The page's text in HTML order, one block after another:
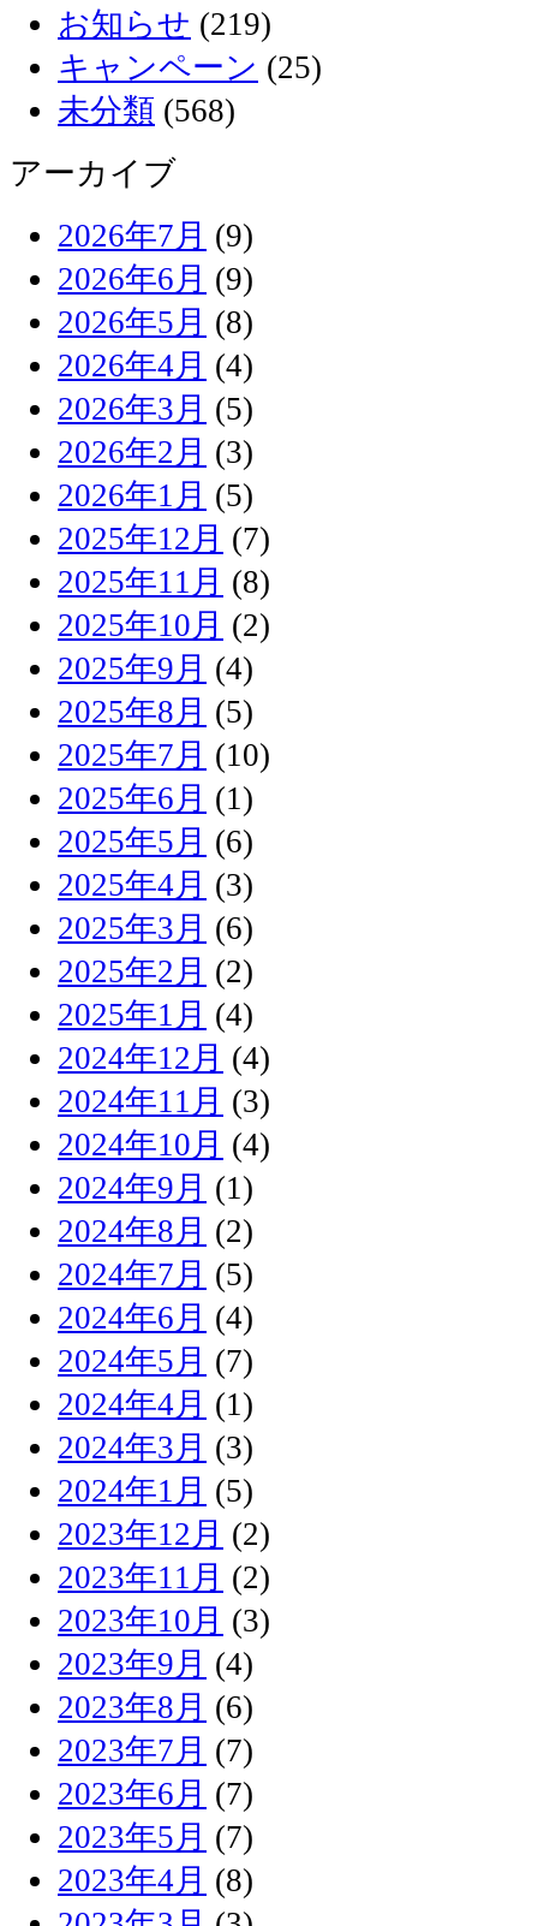
お知らせ (219)
キャンペーン (25)
未分類 (568)
アーカイブ
2026年7月 (9)
2026年6月 (9)
2026年5月 (8)
2026年4月 (4)
2026年3月 (5)
2026年2月 (3)
2026年1月 (5)
2025年12月 (7)
2025年11月 (8)
2025年10月 (2)
2025年9月 (4)
2025年8月 (5)
2025年7月 (10)
2025年6月 (1)
2025年5月 (6)
2025年4月 (3)
2025年3月 (6)
2025年2月 (2)
2025年1月 (4)
2024年12月 (4)
2024年11月 (3)
2024年10月 (4)
2024年9月 (1)
2024年8月 (2)
2024年7月 (5)
2024年6月 (4)
2024年5月 (7)
2024年4月 (1)
2024年3月 (3)
2024年1月 (5)
2023年12月 (2)
2023年11月 (2)
2023年10月 (3)
2023年9月 (4)
2023年8月 (6)
2023年7月 (7)
2023年6月 (7)
2023年5月 (7)
2023年4月 (8)